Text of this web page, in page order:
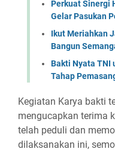
Perkuat Sinergi
Gelar Pasukan
Ikut Meriahkan
Bangun
Bakti Nyata TNI
Tahap
Kegiatan Karya bakti
mengucapkan terima
telah peduli dan
dilaksanakan ini,